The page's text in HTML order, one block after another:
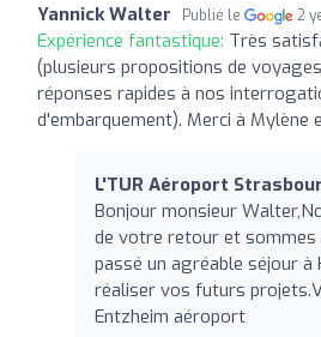
Yannick Walter Publié le 2
Expérience fantastique: Très
(plusieurs propositions de
réponses rapides à nos
d'embarquement). Merci à Mylène
L'TUR Aéroport
Bonjour monsieur
de votre retour et sommes
passé un agréable séjour à
réaliser vos futurs
Entzheim aéroport